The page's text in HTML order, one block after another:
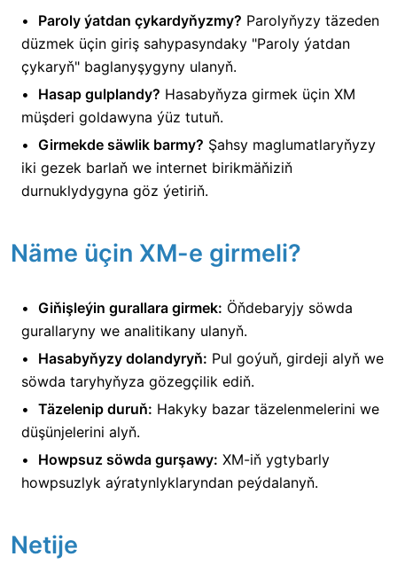
Paroly ýatdan çykardyňyzmy? Parolyňyzy täzeden
düzmek üçin giriş sahypasyndaky "Paroly ýatdan
çykaryň" baglanyşygyny ulanyň.
Hasap gulplandy? Hasabyňyza girmek üçin XM
müşderi goldawyna ýüz tutuň.
Girmekde säwlik barmy? Şahsy maglumatlaryňyzy
iki gezek barlaň we internet birikmäňiziň
durnuklydygyna göz ýetiriň.
Näme üçin XM-e girmeli?
Giňişleýin gurallara girmek: Öňdebaryjy söwda
gurallaryny we analitikany ulanyň.
Hasabyňyzy dolandyryň: Pul goýuň, girdeji alyň we
söwda taryhyňyza gözegçilik ediň.
Täzelenip duruň: Hakyky bazar täzelenmelerini we
düşünjelerini alyň.
Howpsuz söwda gurşawy: XM-iň ygtybarly
howpsuzlyk aýratynlyklaryndan peýdalanyň.
Netije